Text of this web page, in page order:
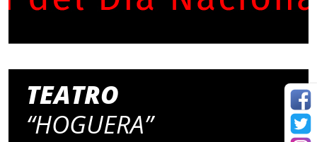
TEATRO
“HOGUERA”